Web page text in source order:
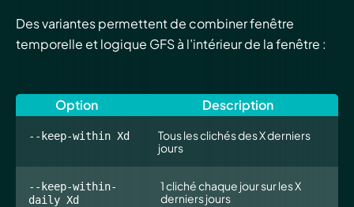
Des variantes permettent de combiner fenêtre
temporelle et logique GFS à l’intérieur de la fenêtre :
Option Description
--keep-within Xd
Tous les clichés des X derniers
jours
--keep-within-
daily Xd
1 cliché chaque jour sur les X
derniers jours